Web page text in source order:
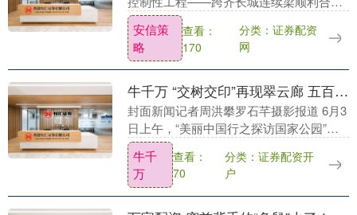
龙。 该连续梁位于山东诸城市，全长超
237米，主跨达108米。由于下方的齐长城
遗址是全国....
安信策
略
查看：
170
分类：证券配资
网
牛千万 “交树交印”再现翠云廊 五百年传承护千年古柏苍翠丨美丽中国行
封面新闻记者周洪攀罗石芊摄影报道 6月3
日上午，“美丽中国行之探访国家公园”集
中采访活动途经广元剑阁县翠云廊。正遇
上剑门关镇前任镇长徐一鑫与提名镇长王
江正在进行....
牛千
万
查看：
70
分类：证券配资开
户